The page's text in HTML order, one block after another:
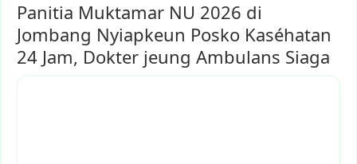
Panitia Muktamar NU 2026 di
Jombang Nyiapkeun Posko Kaséhatan
24 Jam, Dokter jeung Ambulans Siaga